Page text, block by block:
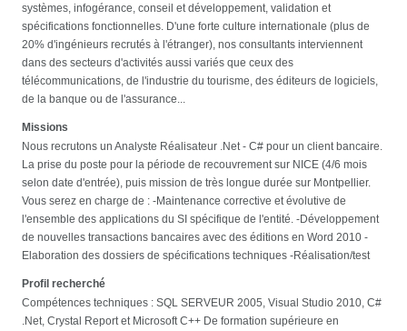
systèmes, infogérance, conseil et développement, validation et
spécifications fonctionnelles. D'une forte culture internationale (plus de
20% d'ingénieurs recrutés à l'étranger), nos consultants interviennent
dans des secteurs d'activités aussi variés que ceux des
télécommunications, de l'industrie du tourisme, des éditeurs de logiciels,
de la banque ou de l'assurance...
Missions
Nous recrutons un Analyste Réalisateur .Net - C# pour un client bancaire.
La prise du poste pour la période de recouvrement sur NICE (4/6 mois
selon date d'entrée), puis mission de très longue durée sur Montpellier.
Vous serez en charge de : -Maintenance corrective et évolutive de
l'ensemble des applications du SI spécifique de l'entité. -Développement
de nouvelles transactions bancaires avec des éditions en Word 2010 -
Elaboration des dossiers de spécifications techniques -Réalisation/test
Profil recherché
Compétences techniques : SQL SERVEUR 2005, Visual Studio 2010, C#
.Net, Crystal Report et Microsoft C++ De formation supérieure en